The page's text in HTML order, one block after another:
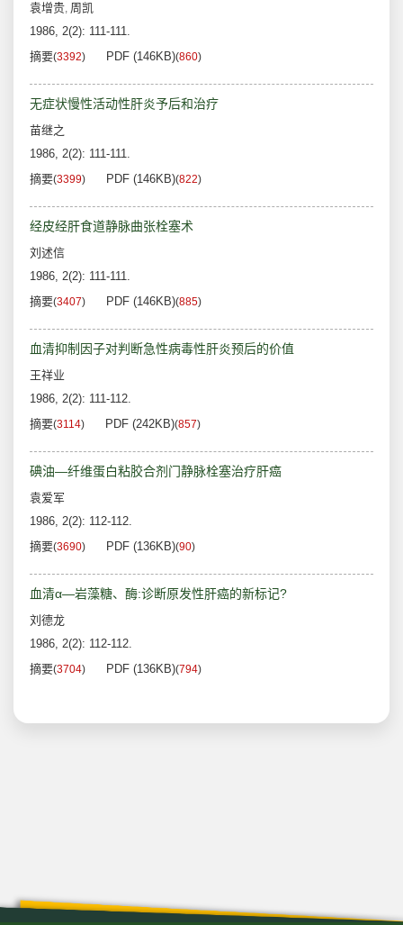
袁增贵, 周凯
1986, 2(2): 111-111.
摘要(3392) PDF (146KB)(860)
无症状慢性活动性肝炎予后和治疗
苗继之
1986, 2(2): 111-111.
摘要(3399) PDF (146KB)(822)
经皮经肝食道静脉曲张栓塞术
刘述信
1986, 2(2): 111-111.
摘要(3407) PDF (146KB)(885)
血清抑制因子对判断急性病毒性肝炎预后的价值
王祥业
1986, 2(2): 111-112.
摘要(3114) PDF (242KB)(857)
碘油—纤维蛋白粘胶合剂门静脉栓塞治疗肝癌
袁爱军
1986, 2(2): 112-112.
摘要(3690) PDF (136KB)(90)
血清α—岩藻糖、酶:诊断原发性肝癌的新标记?
刘德龙
1986, 2(2): 112-112.
摘要(3704) PDF (136KB)(794)